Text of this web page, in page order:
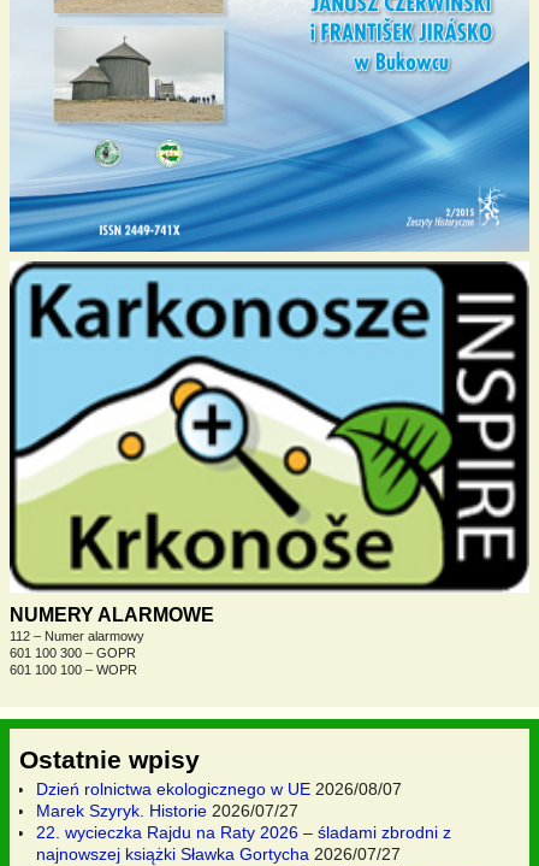
NUMERY ALARMOWE
112 – Numer alarmowy
601 100 300 – GOPR
601 100 100 – WOPR
Ostatnie wpisy
Dzień rolnictwa ekologicznego w UE 2026/08/07
Marek Szyryk. Historie 2026/07/27
22. wycieczka Rajdu na Raty 2026 – śladami zbrodni z
najnowszej książki Sławka Gortycha 2026/07/27